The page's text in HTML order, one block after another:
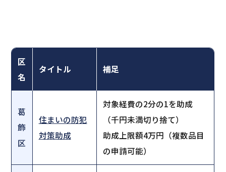
区
名
タイトル 補足
葛
飾
区
住まいの防犯
対策助成
対象経費の2分の1を助成
（千円未満切り捨て）
助成上限額4万円（複数品目
の申請可能）